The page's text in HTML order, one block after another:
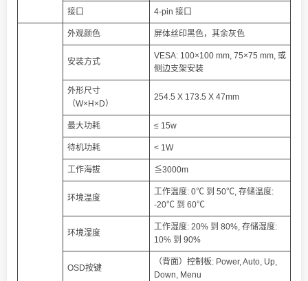
接口 4-pin 接口
外观颜色 屏体丝印黑色，其余灰色
安装方式
VESA: 100×100 mm, 75×75 mm, 或
侧边支架安装
外形尺寸
（W×H×D）
254.5 X 173.5 X 47mm
最大功耗 ≤ 15w
待机功耗 < 1W
工作海拔 ≦3000m
环境温度
工作温度: 0℃ 到 50℃, 存储温度:
-20℃ 到 60℃
环境湿度
工作湿度: 20% 到 80%, 存储湿度:
10% 到 90%
OSD按键
（背面）控制板: Power, Auto, Up,
Down, Menu